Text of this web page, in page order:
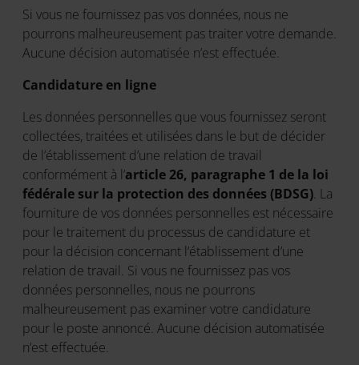
Si vous ne fournissez pas vos données, nous ne
pourrons malheureusement pas traiter votre demande.
Aucune décision automatisée n’est effectuée.
Candidature en ligne
Les données personnelles que vous fournissez seront
collectées, traitées et utilisées dans le but de décider
de l’établissement d’une relation de travail
conformément à l’article 26, paragraphe 1 de la loi
fédérale sur la protection des données (BDSG). La
fourniture de vos données personnelles est nécessaire
pour le traitement du processus de candidature et
pour la décision concernant l’établissement d’une
relation de travail. Si vous ne fournissez pas vos
données personnelles, nous ne pourrons
malheureusement pas examiner votre candidature
pour le poste annoncé. Aucune décision automatisée
n’est effectuée.